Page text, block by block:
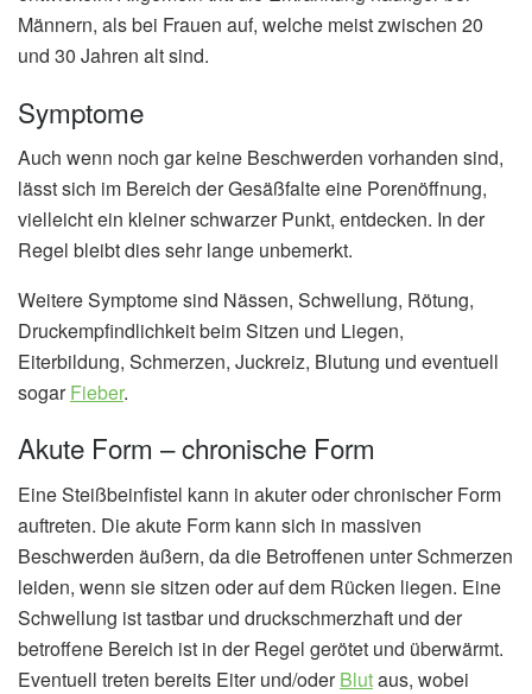
Männern, als bei Frauen auf, welche meist zwischen 20
und 30 Jahren alt sind.
Symptome
Auch wenn noch gar keine Beschwerden vorhanden sind,
lässt sich im Bereich der Gesäßfalte eine Porenöffnung,
vielleicht ein kleiner schwarzer Punkt, entdecken. In der
Regel bleibt dies sehr lange unbemerkt.
Weitere Symptome sind Nässen, Schwellung, Rötung,
Druckempfindlichkeit beim Sitzen und Liegen,
Eiterbildung, Schmerzen, Juckreiz, Blutung und eventuell
sogarFieber.
Akute Form – chronische Form
Eine Steißbeinfistel kann in akuter oder chronischer Form
auftreten. Die akute Form kann sich in massiven
Beschwerden äußern, da die Betroffenen unter Schmerzen
leiden, wenn sie sitzen oder auf dem Rücken liegen. Eine
Schwellung ist tastbar und druckschmerzhaft und der
betroffene Bereich ist in der Regel gerötet und überwärmt.
Eventuell treten bereits Eiter und/oderBlutaus, wobei